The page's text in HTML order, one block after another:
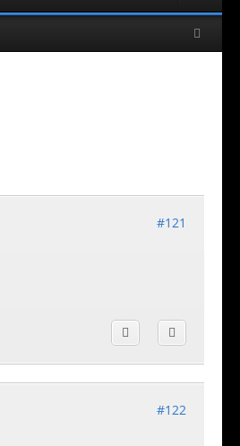
#121
#122